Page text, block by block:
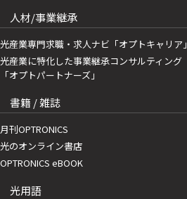
人材/事業継承
光産業専門求職・求人ナビ「オプトキャリア」
光産業に特化した事業継承コンサルティング
「オプトパートナーズ」
書籍 / 雑誌
月刊OPTRONICS
光のオンライン書店
OPTRONICS eBOOK
光用語